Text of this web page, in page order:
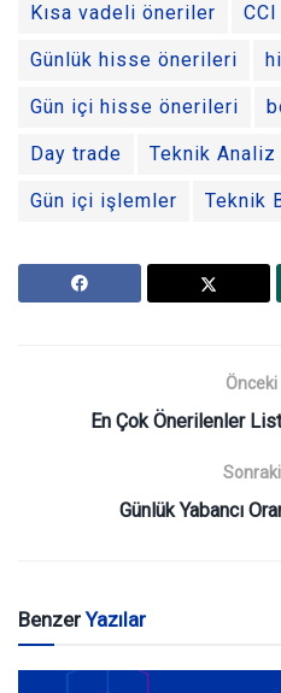
Kısa vadeli öneriler CCI
Günlük hisse önerileri
Gün içi hisse önerileri
Day trade Teknik Analiz
Gün içi işlemler Teknik
Önceki
En Çok Önerilenler
Sonraki
Günlük Yabancı
BenzerYazılar